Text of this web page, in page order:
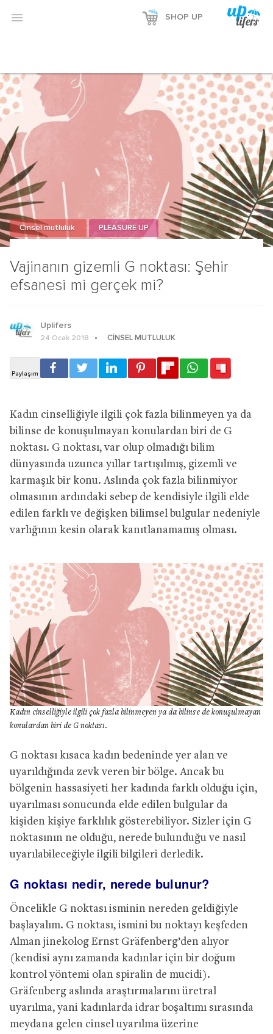
 SHOP UP
Vajinanın gizemli G noktası: Şehir
efsanesi mi gerçek mi?
Cinsel mutluluk PLEASURE UP
Uplifers
24 Ocak 2018 CINSEL MUTLULUK
Kadın cinselliğiyle ilgili çok fazla bilinmeyen ya da
bilinse de konuşulmayan konulardan biri de G
noktası. G noktası, var olup olmadığı bilim
dünyasında uzunca yıllar tartışılmış, gizemli ve
karmaşık bir konu. Aslında çok fazla bilinmiyor
olmasının ardındaki sebep de kendisiyle ilgili elde
edilen farklı ve değişken bilimsel bulgular nedeniyle
varlığının kesin olarak kanıtlanamamış olması.
Kadın cinselliğiyle ilgili çok fazla bilinmeyen ya da bilinse de konuşulmayan
konulardan biri de G noktası.
G noktası kısaca kadın bedeninde yer alan ve
uyarıldığında zevk veren bir bölge. Ancak bu
bölgenin hassasiyeti her kadında farklı olduğu için,
uyarılması sonucunda elde edilen bulgular da
kişiden kişiye farklılık gösterebiliyor. Sizler için G
noktasının ne olduğu, nerede bulunduğu ve nasıl
uyarılabileceğiyle ilgili bilgileri derledik.
G noktası nedir, nerede bulunur?
Öncelikle G noktası isminin nereden geldiğiyle
başlayalım. G noktası, ismini bu noktayı keşfeden
Alman jinekolog Ernst Gräfenberg’den alıyor
(kendisi aynı zamanda kadınlar için bir doğum
kontrol yöntemi olan spiralin de mucidi).
Gräfenberg aslında araştırmalarını üretral
uyarılma, yani kadınlarda idrar boşaltımı sırasında
meydana gelen cinsel uyarılma üzerine